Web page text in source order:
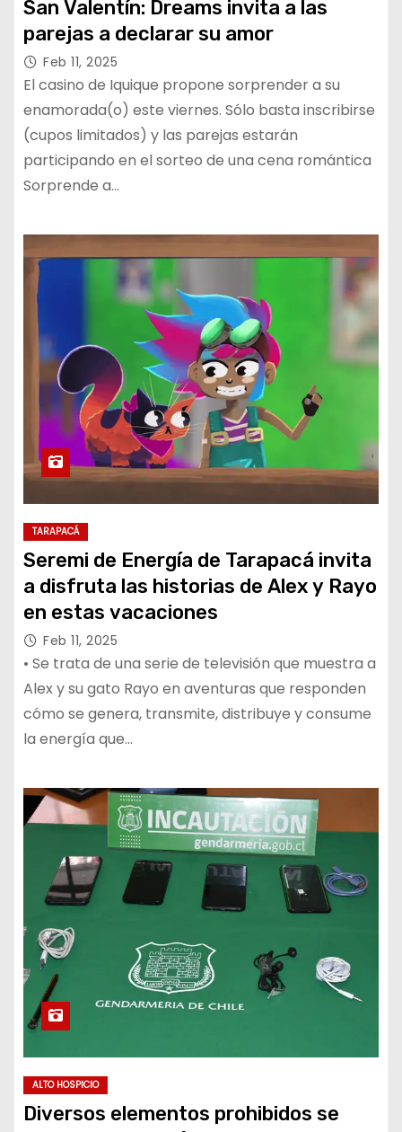
San Valentín: Dreams invita a las
parejas a declarar su amor
Feb 11, 2025
El casino de Iquique propone sorprender a su
enamorada(o) este viernes. Sólo basta inscribirse
(cupos limitados) y las parejas estarán
participando en el sorteo de una cena romántica
Sorprende a…
TARAPACÁ
Seremi de Energía de Tarapacá invita
a disfruta las historias de Alex y Rayo
en estas vacaciones
Feb 11, 2025
• Se trata de una serie de televisión que muestra a
Alex y su gato Rayo en aventuras que responden
cómo se genera, transmite, distribuye y consume
la energía que…
ALTO HOSPICIO
Diversos elementos prohibidos se